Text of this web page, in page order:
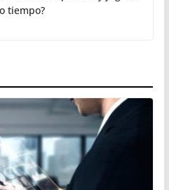
tiempo?